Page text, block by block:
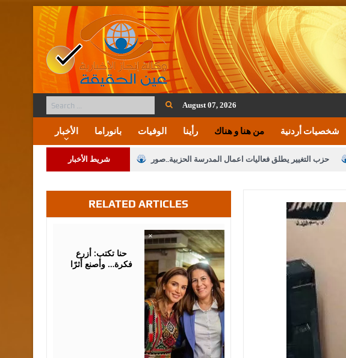
August 07, 2026
الأخبار بانوراما الوفيات رأينا من هنا و هناك شخصيات أردنية
شريط الأخبار حزب التغيير يطلق فعاليات اعمال المدرسة الحزبية..صور
النواب يقر مشروع تعديل قانون الملكية العقارية
بخدمة العلم (الدفعة الثالثة) إلى مراجعة منصة خدمة العلم
القاضي محمود أحمد فريحات.. مبارك ومزيدا من التوفيق
RELATED ARTICLES
حنا تكتب: أزرع
فكرة… وأصنع أثرًا